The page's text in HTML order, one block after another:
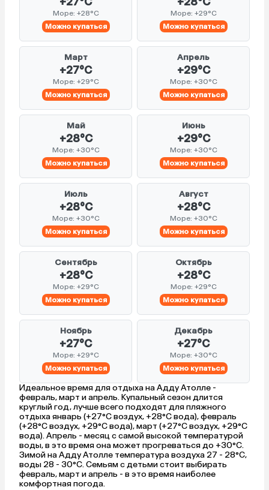
Море: +28°C
Можно купаться
Море: +29°C
Можно купаться
Март
+27°C
Море: +29°C
Можно купаться
Апрель
+29°C
Море: +30°C
Можно купаться
Май
+28°C
Море: +30°C
Можно купаться
Июнь
+29°C
Море: +30°C
Можно купаться
Июль
+28°C
Море: +30°C
Можно купаться
Август
+28°C
Море: +30°C
Можно купаться
Сентябрь
+28°C
Море: +29°C
Можно купаться
Октябрь
+28°C
Море: +29°C
Можно купаться
Ноябрь
+27°C
Море: +29°C
Можно купаться
Декабрь
+27°C
Море: +30°C
Можно купаться
Идеальное время для отдыха на Адду Атолле -
февраль, март и апрель. Купальный сезон длится
круглый год, лучше всего подходят для пляжного
отдыха январь (+27°C воздух, +28°C вода), февраль
(+28°C воздух, +29°C вода), март (+27°C воздух, +29°C
вода). Апрель - месяц с самой высокой температурой
воды, в это время она может прогреваться до +30°C.
Зимой на Адду Атолле температура воздуха 27 - 28°C,
воды 28 - 30°C. Семьям с детьми стоит выбирать
февраль, март и апрель - в это время наиболее
комфортная погода.